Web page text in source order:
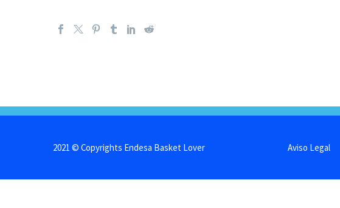
Aviso Legal
2021 © Copyrights Endesa Basket Lover